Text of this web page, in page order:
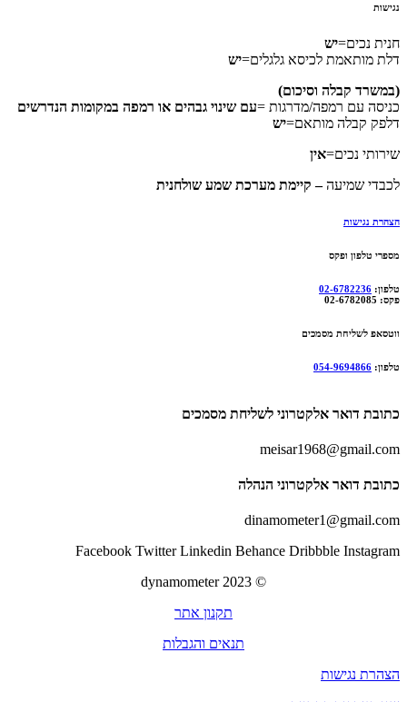
נגישות
חנית נכים=יש
דלת מותאמת לכיסא גלגלים=יש
(במשרד קבלה וסיכום)
כניסה עם רמפה/מדרגות =עם שינוי גבהים או רמפה במקומות הנדרשים
דלפק קבלה מותאם=יש
שירותי נכים=אין
לכבדי שמיעה– קיימת מערכת שמע שולחנית
הצהרת נגישות
מספרי טלפון ופקס
טלפון: 02-6782236
פקס: 02-6782085
ווטסאפ לשליחת מסמכים
טלפון: 054-9694866
כתובת דואר אלקטרוני לשליחת מסמכים
meisar1968@gmail.com
כתובת דואר אלקטרוני הנהלה
dinamometer1@gmail.com
Facebook Twitter Linkedin Behance Dribbble Instagram
© 2023
dynamometer
תקנון אתר
תנאים והגבלות
הצהרת נגישות